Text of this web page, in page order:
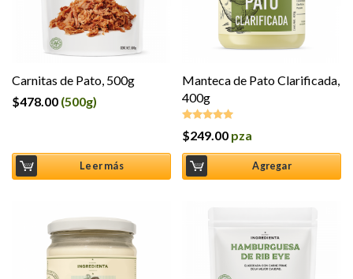
Carnitas de Pato, 500g
$478.00 (500g)
Leer más
Manteca de Pato Clarificada,
400g
Valorado en
$249.00 pza
Agregar